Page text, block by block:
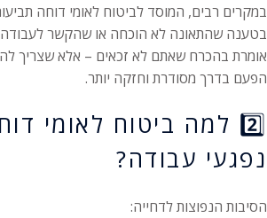
במקרים רבים, המוסד לביטוח לאומי דוחה
בטענה שהתאונה לא הוכחה או שהקשר לעבודה
אומרת בהכרח שאתם לא זכאים – אלא שצריך
הפעם בדרך מסודרת וחזקה יותר.
2️⃣ למה ביטוח לאומי
נפגעי עבודה?
הסיבות הנפוצות לדחייה: